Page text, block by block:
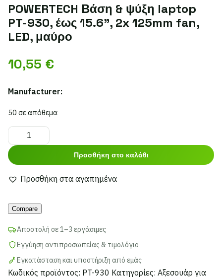
POWERTECH Βάση & ψύξη laptop
PT-930, έως 15.6", 2x 125mm fan,
LED, μαύρο
10,55 €
Manufacturer:
50 σε απόθεμα
POWERTECH
Βάση
&
laptop
930,
έως
15.6",
125mm
Προσθήκη στο καλάθι
Προσθήκη στα αγαπημένα
Compare
Αποστολή σε 1–3 εργάσιμες
Εγγύηση αντιπροσωπείας & τιμολόγιο
Εγκατάσταση και υποστήριξη από εμάς
Κωδικός προϊόντος: PT-930 Κατηγορίες: Αξεσουάρ για